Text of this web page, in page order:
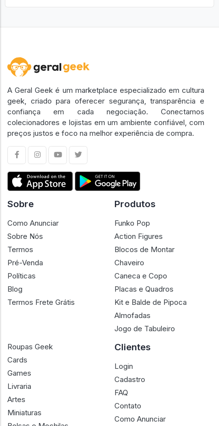
A Geral Geek é um marketplace especializado em cultura
geek, criado para oferecer segurança, transparência e
confiança em cada negociação. Conectamos
colecionadores e lojistas em um ambiente confiável, com
preços justos e foco na melhor experiência de compra.
Sobre
Como Anunciar
Sobre Nós
Termos
Pré-Venda
Políticas
Blog
Termos Frete Grátis
Produtos
Funko Pop
Action Figures
Blocos de Montar
Chaveiro
Caneca e Copo
Placas e Quadros
Kit e Balde de Pipoca
Almofadas
Jogo de Tabuleiro
Roupas Geek
Cards
Games
Livraria
Artes
Miniaturas
Clientes
Login
Cadastro
FAQ
Contato
Como Anunciar